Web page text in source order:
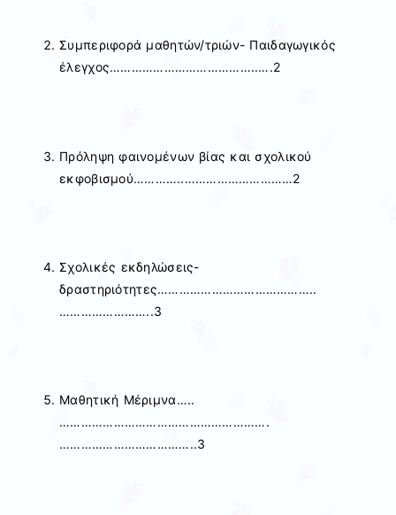
Συμπεριφορά μαθητών/τριών- Παιδαγωγικός
έλεγχος…………………………………..….2
Πρόληψη φαινομένων βίας και σχολικού
εκφοβισμού…………..…………………………2
Σχολικές εκδηλώσεις-
δραστηριότητες……………………………………..
……………………..3
Μαθητική Μέριμνα…..
………………………………………………….
………………………………..3